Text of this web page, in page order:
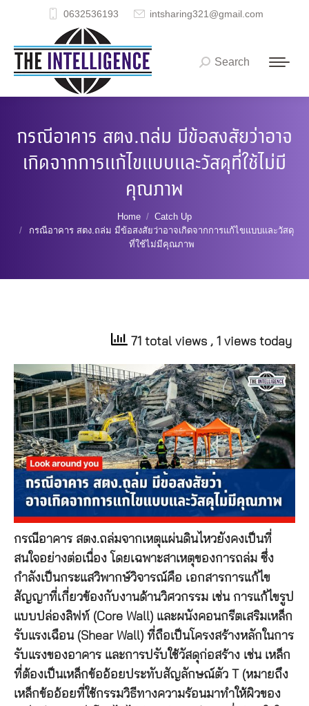
0632536193 intsharing321@gmail.com
Search:
Search
กรณีอาคาร สตง.ถล่ม มีข้อสงสัยว่าอาจ
เกิดจากการแก้ไขแบบและวัสดุที่ใช้ไม่มี
คุณภาพ
Home
Catch Up
กรณีอาคาร สตง.ถล่ม มีข้อสงสัยว่าอาจเกิดจากการแก้ไขแบบและวัสดุ
ที่ใช้ไม่มีคุณภาพ
71 total views , 1 views today
กรณีอาคาร สตง.ถล่มจากเหตุแผ่นดินไหวยังคงเป็นที่
สนใจอย่างต่อเนื่อง โดยเฉพาะสาเหตุของการถล่ม ซึ่ง
กำลังเป็นกระแสวิพากษ์วิจารณ์คือ เอกสารการแก้ไข
สัญญาที่เกี่ยวข้องกับงานด้านวิศวกรรม เช่น การแก้ไขรูป
แบบปล่องลิฟท์ (Core Wall) และผนังคอนกรีตเสริมเหล็ก
รับแรงเฉือน (Shear Wall) ที่ถือเป็นโครงสร้างหลักในการ
รับแรงของอาคาร และการปรับใช้วัสดุก่อสร้าง เช่น เหล็ก
ที่ต้องเป็นเหล็กข้ออ้อยประทับสัญลักษณ์ตัว T (หมายถึง
เหล็กข้ออ้อยที่ใช้กรรมวิธีทางความร้อนมาทำให้ผิวของ